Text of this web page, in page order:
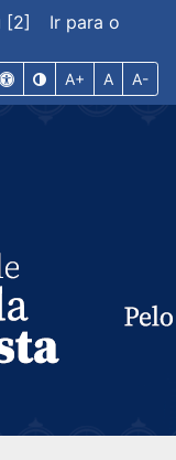
[2]
Ir para o
A+ A A-